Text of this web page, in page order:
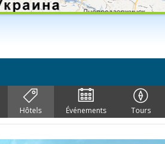
Hôtels Événements Tours